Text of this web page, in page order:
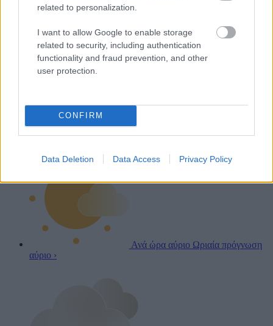
related to personalization.
I want to allow Google to enable storage
related to security, including authentication
functionality and fraud prevention, and other
user protection.
CONFIRM
Data Deletion Data Access Privacy Policy
συνθήκες και πρόγνωση ημέρας ›
Ανά ώρα αύριο Ωριαία πρόγνωση
αύριο ›